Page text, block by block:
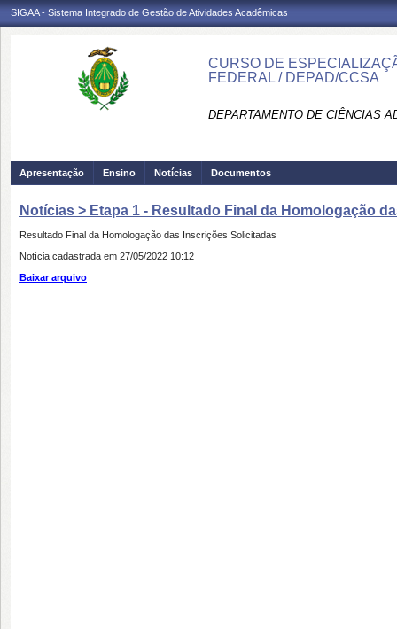
SIGAA - Sistema Integrado de Gestão de Atividades Acadêmicas
CURSO DE
FEDERAL / DEPAD/CCSA
DEPARTAMENTO DE CIÊNCIAS
Apresentação Ensino Notícias Documentos
Notícias > Etapa 1 - Resultado Final da Homologação
Resultado Final da Homologação das Inscrições Solicitadas
Notícia cadastrada em 27/05/2022 10:12
Baixar arquivo